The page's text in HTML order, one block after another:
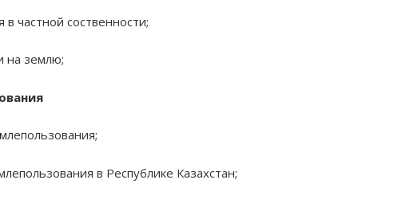
частной соственности;
на землю;
в Республике Казахстан;